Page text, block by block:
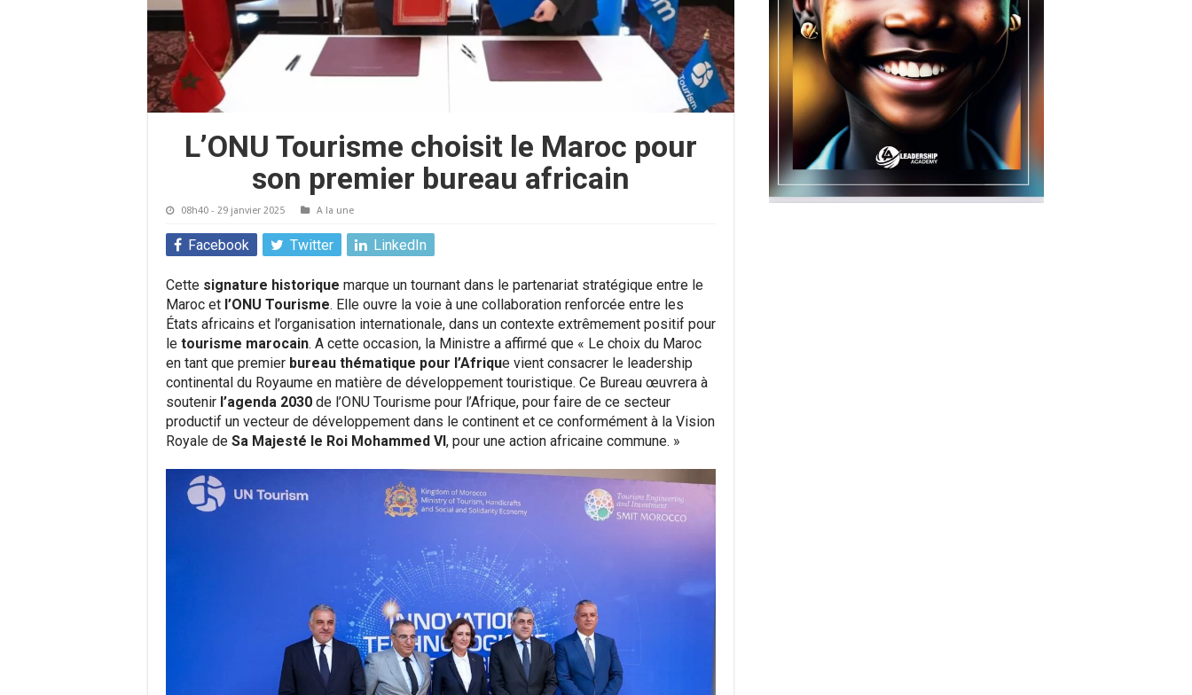
L’ONU Tourisme choisit le Maroc pour
son premier bureau africain
08h40 - 29 janvier 2025 A la une
Facebook Twitter LinkedIn
Cette signature historique marque un tournant dans le partenariat stratégique entre le
Maroc et l’ONU Tourisme. Elle ouvre la voie à une collaboration renforcée entre les
États africains et l’organisation internationale, dans un contexte extrêmement positif pour
le tourisme marocain. A cette occasion, la Ministre a affirmé que « Le choix du Maroc
en tant que premier bureau thématique pour l’Afrique vient consacrer le leadership
continental du Royaume en matière de développement touristique. Ce Bureau œuvrera à
soutenir l’agenda 2030 de l’ONU Tourisme pour l’Afrique, pour faire de ce secteur
productif un vecteur de développement dans le continent et ce conformément à la Vision
Royale de Sa Majesté le Roi Mohammed VI, pour une action africaine commune. »